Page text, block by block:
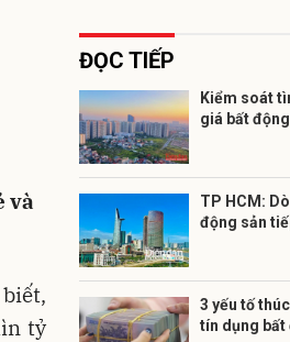
và
tỷ
ĐỌC TIẾP
Kiểm soát
giá bất
TP HCM:
động sản
3 yếu tố
tín dụng bất
Gửi